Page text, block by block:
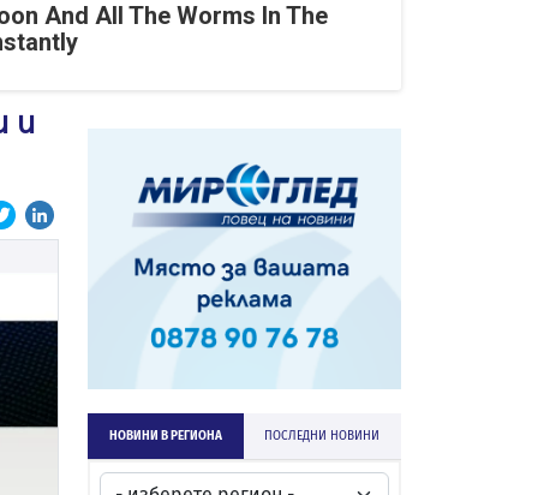
And All The Worms In The
и
НОВИНИ В РЕГИОНА ПОСЛЕДНИ НОВИНИ